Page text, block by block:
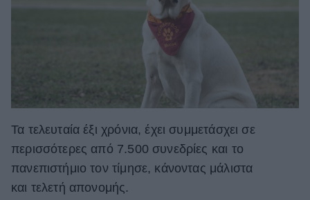
Τα τελευταία έξι χρόνια, έχει συμμετάσχει σε
περισσότερες από 7.500 συνεδρίες και το
πανεπιστήμιο τον τίμησε, κάνοντας μάλιστα
και τελετή απονομής.